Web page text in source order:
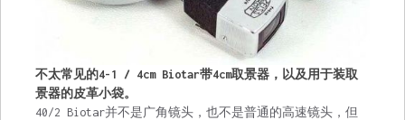
不太常见的4-1 / 4cm Biotar带4cm取景器，以及用于装取
景器的皮革小袋。
40/2 Biotar并不是广角镜头，也不是普通的高速镜头，但